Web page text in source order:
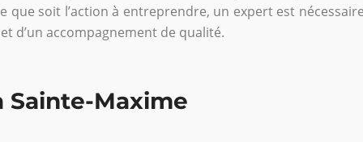
soit l’action à entreprendre, un expert est
d’un accompagnement de qualité.
Sainte-Maxime